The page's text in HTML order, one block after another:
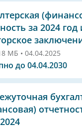
за 2024 год
МБ • 04.04.2025
до 04.04.2030